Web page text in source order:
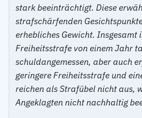
stark beeinträchtigt. Diese
strafschärfenden
erhebliches Gewicht. Insgesamt
Freiheitsstrafe von einem Jahr
schuldangemessen, aber auch
geringere Freiheitsstrafe und
reichen als Strafübel nicht aus,
Angeklagten nicht nachhaltig